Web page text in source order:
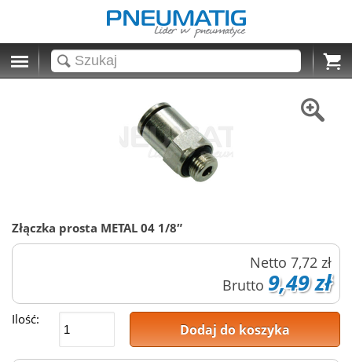
Cart
Złączka prosta METAL 04 1/8″
Netto 7,72 zł
Brutto 9,49 zł
Ilość:
Dodaj do koszyka